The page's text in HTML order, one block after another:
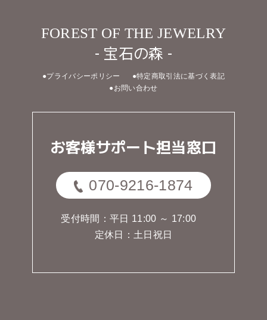
FOREST OF THE JEWELRY
- 宝石の森 -
●プライバシーポリシー
●特定商取引法に基づく表記
●お問い合わせ
お客様サポート担当窓口
070-9216-1874
受付時間：平日 11:00 ～ 17:00
定休日：土日祝日